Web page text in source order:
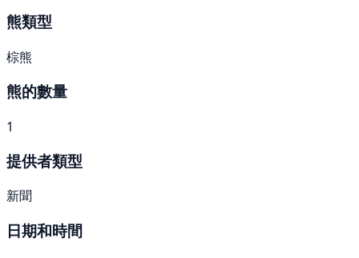
熊類型
棕熊
熊的數量
1
提供者類型
新聞
日期和時間